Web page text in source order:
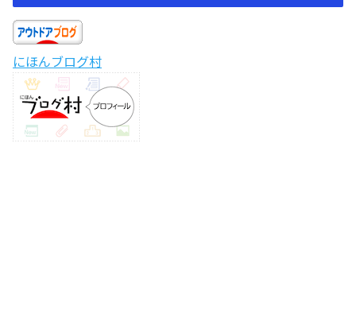
にほんブログ村